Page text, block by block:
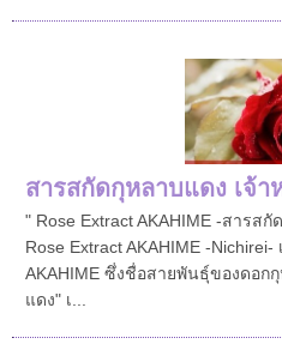
สารสกัดกุหลาบแดง เจ้า
" Rose Extract AKAHIME -สารส
Rose Extract AKAHIME -
AKAHIME ซึ่งชื่อสายพันธุ์ของดอก
แดง" เ...